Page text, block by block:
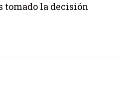
tomado la decisión